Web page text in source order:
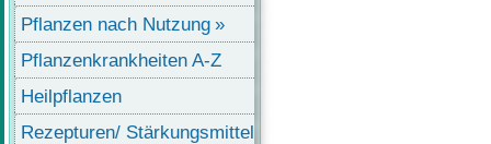
Pflanzen nach Nutzung
Pflanzenkrankheiten A-Z
Heilpflanzen
Rezepturen/ Stärkungsmittel